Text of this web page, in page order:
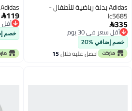
Adidas بدلة رياضية للأطفال -
Ic5685
335
أقل سعر في 30 يوم
أقل سعر في 30 يوم
خصم إضافي %20
احصل عليه خلال15
Adidas تي شيرت J 3S 160
119
أقل
أقلخصم